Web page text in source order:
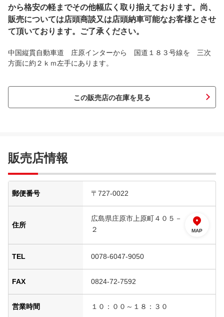
から格安の軽までその他幅広く取り揃えております。尚、
販売については店頭商談又は店頭納車可能なお客様とさせ
て頂いております。ご了承ください。
中国縦貫自動車道 庄原インターから 国道１８３号線を 三次
方面に約２ｋｍ左手にあります。
この販売店の在庫を見る
販売店情報
郵便番号 〒727-0022
住所
広島県庄原市上原町４０５－
２
MAP
TEL 0078-6047-9050
FAX 0824-72-7592
営業時間 １０：００～１８：３０